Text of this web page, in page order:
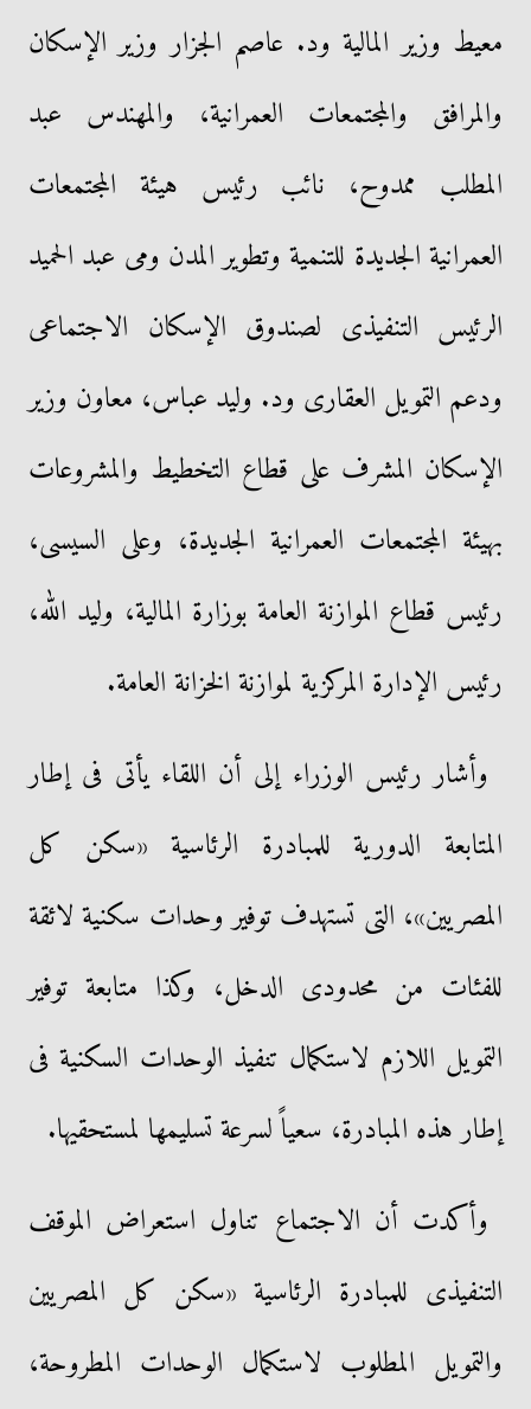
معيط وزير المالية ود. عاصم الجزار وزير الإسكان
والمرافق والمجتمعات العمرانية، والمهندس عبد
المطلب ممدوح، نائب رئيس هيئة المجتمعات
العمرانية الجديدة للتنمية وتطوير المدن ومى عبد الحميد
الرئيس التنفيذى لصندوق الإسكان الاجتماعى
ودعم التمويل العقارى ود. وليد عباس، معاون وزير
الإسكان المشرف على قطاع التخطيط والمشروعات
بهيئة المجتمعات العمرانية الجديدة، وعلى السيسى،
رئيس قطاع الموازنة العامة بوزارة المالية، وليد الله،
رئيس الإدارة المركزية لموازنة الخزانة العامة.
وأشار رئيس الوزراء إلى أن اللقاء يأتى فى إطار
المتابعة الدورية للمبادرة الرئاسية «سكن كل
المصريين»، التى تستهدف توفير وحدات سكنية لائقة
للفئات من محدودى الدخل، وكذا متابعة توفير
التمويل اللازم لاستكمال تنفيذ الوحدات السكنية فى
إطار هذه المبادرة، سعياً لسرعة تسليمها لمستحقيها.
وأكدت أن الاجتماع تناول استعراض الموقف
التنفيذى للمبادرة الرئاسية «سكن كل المصريين
والتمويل المطلوب لاستكمال الوحدات المطروحة،